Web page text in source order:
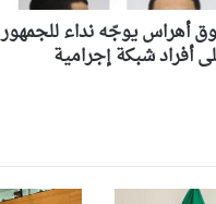
أهراس يوجّه نداء للجمهور
أفراد شبكة إجرامية